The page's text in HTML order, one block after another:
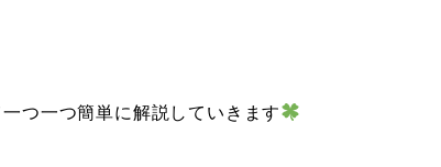
つ一つ簡単に解説していきます